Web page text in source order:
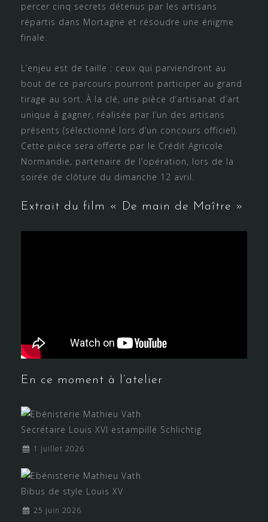
percer cinq secrets détenus par les artisans
répartis dans Mortagne et résoudre une énigme
finale.
L’enjeu est de taille : ceux qui parviendront au
bout de ce parcours pourront participer au grand
tirage au sort. À la clé, une pièce d’artisanat d’art
unique à gagner, réalisée par l’un des artisans
présents (sélectionné lors d’un concours officiel).
Cette pièce sera offerte par le Crédit Agricole
Normandie, partenaire de l’opération, lors de la
soirée de clôture du dimanche 12 avril.
Extrait du film « De main de Maître »
En ce moment à l’atelier
Secrétaire Louis XVI estampillé Schlichtig
1 juillet 2026
Bibus de style Louis XV
25 juin 2026